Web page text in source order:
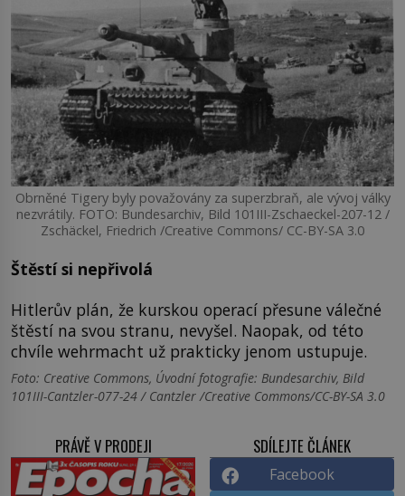
Obrněné Tigery byly považovány za superzbraň, ale vývoj války
nezvrátily. FOTO: Bundesarchiv, Bild 101III-Zschaeckel-207-12 /
Zschäckel, Friedrich /Creative Commons/ CC-BY-SA 3.0
Štěstí si nepřivolá
Hitlerův plán, že kurskou operací přesune válečné
štěstí na svou stranu, nevyšel. Naopak, od této
chvíle wehrmacht už prakticky jenom ustupuje.
Foto: Creative Commons, Úvodní fotografie: Bundesarchiv, Bild
101III-Cantzler-077-24 / Cantzler /Creative Commons/CC-BY-SA 3.0
PRÁVĚ V PRODEJI SDÍLEJTE ČLÁNEK
Facebook